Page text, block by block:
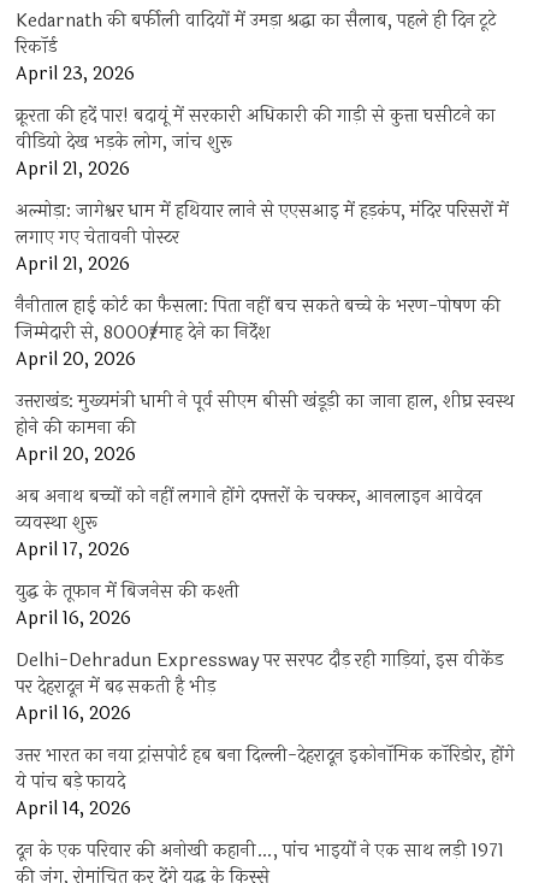
Kedarnath की बर्फीली वादियों में उमड़ा श्रद्धा का सैलाब, पहले ही दिन टूटे
रिकॉर्ड
April 23, 2026
क्रूरता की हदें पार! बदायूं में सरकारी अधिकारी की गाड़ी से कुत्ता घसीटने का
वीडियो देख भड़के लोग, जांच शुरू
April 21, 2026
अल्मोड़ा: जागेश्वर धाम में हथियार लाने से एएसआइ में हड़कंप, मंदिर परिसरों में
लगाए गए चेतावनी पोस्टर
April 21, 2026
नैनीताल हाई कोर्ट का फैसला: पिता नहीं बच सकते बच्चे के भरण-पोषण की
जिम्मेदारी से, 8000₹/माह देने का निर्देश
April 20, 2026
उत्तराखंड: मुख्यमंत्री धामी ने पूर्व सीएम बीसी खंडूड़ी का जाना हाल, शीघ्र स्वस्थ
होने की कामना की
April 20, 2026
अब अनाथ बच्चों को नहीं लगाने होंगे दफ्तरों के चक्कर, आनलाइन आवेदन
व्यवस्था शुरू
April 17, 2026
युद्ध के तूफान में बिजनेस की कश्ती
April 16, 2026
Delhi-Dehradun Expressway पर सरपट दौड़ रही गाड़ियां, इस वीकेंड
पर देहरादून में बढ़ सकती है भीड़
April 16, 2026
उत्तर भारत का नया ट्रांसपोर्ट हब बना दिल्ली-देहरादून इकोनॉमिक कॉरिडोर, होंगे
ये पांच बड़े फायदे
April 14, 2026
दून के एक परिवार की अनोखी कहानी…, पांच भाइयों ने एक साथ लड़ी 1971